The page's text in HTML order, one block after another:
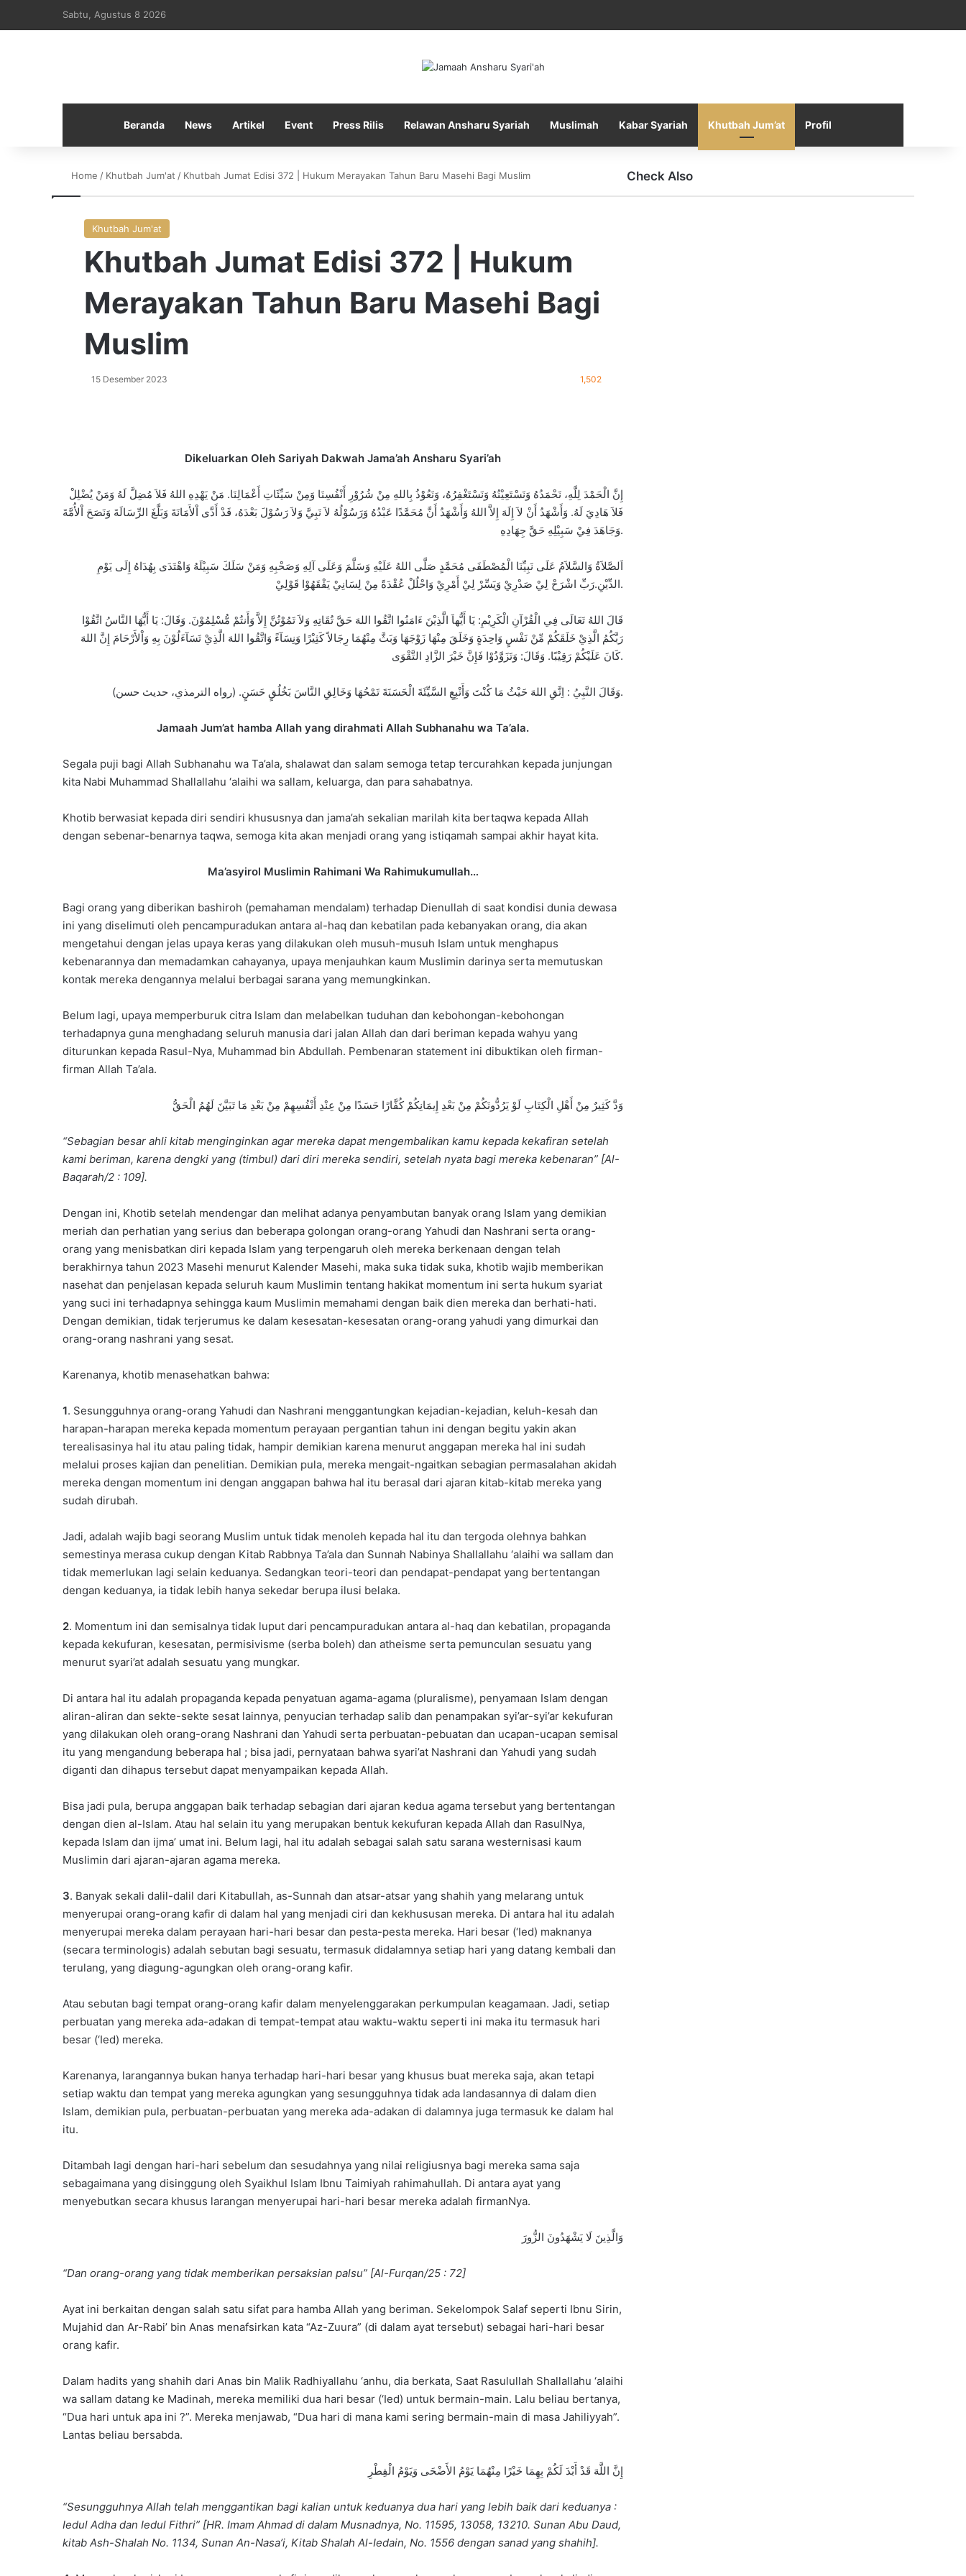
Sabtu, Agustus 8 2026
Beranda News Artikel Event Press Rilis Relawan Ansharu Syariah Muslimah Kabar Syariah Khutbah Jum’at Profil
Home / Khutbah Jum'at / Khutbah Jumat Edisi 372 | Hukum Merayakan Tahun Baru Masehi Bagi Muslim
Khutbah Jum'at
Khutbah Jumat Edisi 372 | Hukum
Merayakan Tahun Baru Masehi Bagi
Muslim
15 Desember 2023 1,502
Dikeluarkan Oleh Sariyah Dakwah Jama’ah Ansharu Syari’ah
إِنَّ الْحَمْدَ لِلَّهِ، نَحْمَدُهُ وَنَسْتَعِيْنُهُ وَنَسْتَغْفِرُهُ، وَنَعُوْذُ بِاللهِ مِنْ شُرُوْرِ أَنْفُسِنَا وَمِنْ سَيِّئَاتِ أَعْمَالِنَا. مَنْ يَهْدِهِ اللهُ فَلاَ مُضِلَّ لَهُ وَمَنْ يُضْلِلْ
فَلاَ هَادِيَ لَهُ. وَأَشْهَدُ أَنْ لاَ إِلَهَ إِلاَّ اللهُ وَأَشْهَدُ أَنَّ مُحَمَّدًا عَبْدُهُ وَرَسُوْلُهُ لاَ نَبِيَّ وَلاَ رَسُوْلَ بَعْدَهُ، قَدْ أَدَّى اْلأَمَانَةَ وَبَلَّغَ الرِّسَالَةَ وَنَصَحَ اْلأُمَّةَ
وَجَاهَدَ فِيْ سَبِيْلِهِ حَقَّ جِهَادِهِ.
اَلصَّلاَةُ وَالسَّلاَمُ عَلَى نَبِيِّنَا الْمُصْطَفَى مُحَمَّدٍ صَلَّى اللهُ عَلَيْهِ وَسَلَّمَ وَعَلَى آلِهِ وَصَحْبِهِ وَمَنْ سَلَكَ سَبِيْلَهُ وَاهْتَدَى بِهُدَاهُ إِلَى يَوْمِ
الدِّيْنِ.رَبِّ اشْرَحْ لِيْ صَدْرِيْ وَيَسِّرْ لِيْ أَمْرِيْ وَاحْلُلْ عُقْدَةً مِنْ لِسَانِيْ يَفْقَهُوْا قَوْلِيْ.
قَالَ اللهُ تَعَالَى فِي الْقُرْآنِ الْكَرِيْمِ: يَا أَيُّهاَ الَّذِيْنَ ءَامَنُوا اتَّقُوا اللهَ حَقَّ تُقَاتِهِ وَلاَ تَمُوْتُنَّ إِلاَّ وَأَنتُمْ مُّسْلِمُوْنَ. وَقَالَ: يَا أَيُّهَا النَّاسُ اتَّقُوْا
رَبَّكُمُ الَّذِيْ خَلَقَكُمْ مِّنْ نَفْسٍ وَاحِدَةٍ وَخَلَقَ مِنْهَا زَوْجَهَا وَبَثَّ مِنْهُمَا رِجَالاً كَثِيْرًا وَنِسَآءً وَاتَّقُوا اللهَ الَّذِيْ تَسَآءَلُوْنَ بِهِ وَاْلأَرْحَامَ إِنَّ اللهَ
كَانَ عَلَيْكُمْ رَقِيْبًا. وَقَالَ: وَتَزَوَّدُوْا فَإِنَّ خَيْرَ الزَّادِ التَّقْوَى.
وَقَالَ النَّبِيُ : اِتَّقِ اللهَ حَيْثُ مَا كُنْتَ وَأَتْبِعِ السَّيِّئَةَ الْحَسَنَةَ تَمْحُهَا وَخَالِقِ النَّاسَ بَخُلُقٍ حَسَنٍ. (رواه الترمذي، حديث حسن).
Jamaah Jum’at hamba Allah yang dirahmati Allah Subhanahu wa Ta’ala.
Segala puji bagi Allah Subhanahu wa Ta’ala, shalawat dan salam semoga tetap tercurahkan kepada junjungan
kita Nabi Muhammad Shallallahu ‘alaihi wa sallam, keluarga, dan para sahabatnya.
Khotib berwasiat kepada diri sendiri khususnya dan jama’ah sekalian marilah kita bertaqwa kepada Allah
dengan sebenar-benarnya taqwa, semoga kita akan menjadi orang yang istiqamah sampai akhir hayat kita.
Ma’asyirol Muslimin Rahimani Wa Rahimukumullah…
Bagi orang yang diberikan bashiroh (pemahaman mendalam) terhadap Dienullah di saat kondisi dunia dewasa
ini yang diselimuti oleh pencampuradukan antara al-haq dan kebatilan pada kebanyakan orang, dia akan
mengetahui dengan jelas upaya keras yang dilakukan oleh musuh-musuh Islam untuk menghapus
kebenarannya dan memadamkan cahayanya, upaya menjauhkan kaum Muslimin darinya serta memutuskan
kontak mereka dengannya melalui berbagai sarana yang memungkinkan.
Belum lagi, upaya memperburuk citra Islam dan melabelkan tuduhan dan kebohongan-kebohongan
terhadapnya guna menghadang seluruh manusia dari jalan Allah dan dari beriman kepada wahyu yang
diturunkan kepada Rasul-Nya, Muhammad bin Abdullah. Pembenaran statement ini dibuktikan oleh firman-
firman Allah Ta’ala.
وَدَّ كَثِيرٌ مِنْ أَهْلِ الْكِتَابِ لَوْ يَرُدُّونَكُمْ مِنْ بَعْدِ إِيمَانِكُمْ كُفَّارًا حَسَدًا مِنْ عِنْدِ أَنْفُسِهِمْ مِنْ بَعْدِ مَا تَبَيَّنَ لَهُمُ الْحَقُّ
“Sebagian besar ahli kitab menginginkan agar mereka dapat mengembalikan kamu kepada kekafiran setelah
kami beriman, karena dengki yang (timbul) dari diri mereka sendiri, setelah nyata bagi mereka kebenaran” [Al-
Baqarah/2 : 109].
Dengan ini, Khotib setelah mendengar dan melihat adanya penyambutan banyak orang Islam yang demikian
meriah dan perhatian yang serius dan beberapa golongan orang-orang Yahudi dan Nashrani serta orang-
orang yang menisbatkan diri kepada Islam yang terpengaruh oleh mereka berkenaan dengan telah
berakhirnya tahun 2023 Masehi menurut Kalender Masehi, maka suka tidak suka, khotib wajib memberikan
nasehat dan penjelasan kepada seluruh kaum Muslimin tentang hakikat momentum ini serta hukum syariat
yang suci ini terhadapnya sehingga kaum Muslimin memahami dengan baik dien mereka dan berhati-hati.
Dengan demikian, tidak terjerumus ke dalam kesesatan-kesesatan orang-orang yahudi yang dimurkai dan
orang-orang nashrani yang sesat.
Karenanya, khotib menasehatkan bahwa:
1. Sesungguhnya orang-orang Yahudi dan Nashrani menggantungkan kejadian-kejadian, keluh-kesah dan
harapan-harapan mereka kepada momentum perayaan pergantian tahun ini dengan begitu yakin akan
terealisasinya hal itu atau paling tidak, hampir demikian karena menurut anggapan mereka hal ini sudah
melalui proses kajian dan penelitian. Demikian pula, mereka mengait-ngaitkan sebagian permasalahan akidah
mereka dengan momentum ini dengan anggapan bahwa hal itu berasal dari ajaran kitab-kitab mereka yang
sudah dirubah.
Jadi, adalah wajib bagi seorang Muslim untuk tidak menoleh kepada hal itu dan tergoda olehnya bahkan
semestinya merasa cukup dengan Kitab Rabbnya Ta’ala dan Sunnah Nabinya Shallallahu ‘alaihi wa sallam dan
tidak memerlukan lagi selain keduanya. Sedangkan teori-teori dan pendapat-pendapat yang bertentangan
dengan keduanya, ia tidak lebih hanya sekedar berupa ilusi belaka.
2. Momentum ini dan semisalnya tidak luput dari pencampuradukan antara al-haq dan kebatilan, propaganda
kepada kekufuran, kesesatan, permisivisme (serba boleh) dan atheisme serta pemunculan sesuatu yang
menurut syari’at adalah sesuatu yang mungkar.
Di antara hal itu adalah propaganda kepada penyatuan agama-agama (pluralisme), penyamaan Islam dengan
aliran-aliran dan sekte-sekte sesat lainnya, penyucian terhadap salib dan penampakan syi’ar-syi’ar kekufuran
yang dilakukan oleh orang-orang Nashrani dan Yahudi serta perbuatan-pebuatan dan ucapan-ucapan semisal
itu yang mengandung beberapa hal ; bisa jadi, pernyataan bahwa syari’at Nashrani dan Yahudi yang sudah
diganti dan dihapus tersebut dapat menyampaikan kepada Allah.
Bisa jadi pula, berupa anggapan baik terhadap sebagian dari ajaran kedua agama tersebut yang bertentangan
dengan dien al-Islam. Atau hal selain itu yang merupakan bentuk kekufuran kepada Allah dan RasulNya,
kepada Islam dan ijma’ umat ini. Belum lagi, hal itu adalah sebagai salah satu sarana westernisasi kaum
Muslimin dari ajaran-ajaran agama mereka.
3. Banyak sekali dalil-dalil dari Kitabullah, as-Sunnah dan atsar-atsar yang shahih yang melarang untuk
menyerupai orang-orang kafir di dalam hal yang menjadi ciri dan kekhususan mereka. Di antara hal itu adalah
menyerupai mereka dalam perayaan hari-hari besar dan pesta-pesta mereka. Hari besar (‘Ied) maknanya
(secara terminologis) adalah sebutan bagi sesuatu, termasuk didalamnya setiap hari yang datang kembali dan
terulang, yang diagung-agungkan oleh orang-orang kafir.
Atau sebutan bagi tempat orang-orang kafir dalam menyelenggarakan perkumpulan keagamaan. Jadi, setiap
perbuatan yang mereka ada-adakan di tempat-tempat atau waktu-waktu seperti ini maka itu termasuk hari
besar (‘Ied) mereka.
Karenanya, larangannya bukan hanya terhadap hari-hari besar yang khusus buat mereka saja, akan tetapi
setiap waktu dan tempat yang mereka agungkan yang sesungguhnya tidak ada landasannya di dalam dien
Islam, demikian pula, perbuatan-perbuatan yang mereka ada-adakan di dalamnya juga termasuk ke dalam hal
itu.
Ditambah lagi dengan hari-hari sebelum dan sesudahnya yang nilai religiusnya bagi mereka sama saja
sebagaimana yang disinggung oleh Syaikhul Islam Ibnu Taimiyah rahimahullah. Di antara ayat yang
menyebutkan secara khusus larangan menyerupai hari-hari besar mereka adalah firmanNya.
وَالَّذِينَ لَا يَشْهَدُونَ الزُّورَ
“Dan orang-orang yang tidak memberikan persaksian palsu” [Al-Furqan/25 : 72]
Ayat ini berkaitan dengan salah satu sifat para hamba Allah yang beriman. Sekelompok Salaf seperti Ibnu Sirin,
Mujahid dan Ar-Rabi’ bin Anas menafsirkan kata “Az-Zuura” (di dalam ayat tersebut) sebagai hari-hari besar
orang kafir.
Dalam hadits yang shahih dari Anas bin Malik Radhiyallahu ‘anhu, dia berkata, Saat Rasulullah Shallallahu ‘alaihi
wa sallam datang ke Madinah, mereka memiliki dua hari besar (‘Ied) untuk bermain-main. Lalu beliau bertanya,
“Dua hari untuk apa ini ?”. Mereka menjawab, “Dua hari di mana kami sering bermain-main di masa Jahiliyyah”.
Lantas beliau bersabda.
إِنَّ اللَّهَ قَدْ أَبْدَ لَكُمْ بِهِمَا خَيْرًا مِنْهُمَا يَوْمُ الأَضْحَى وَيَوْمُ الْفِطْرِ
“Sesungguhnya Allah telah menggantikan bagi kalian untuk keduanya dua hari yang lebih baik dari keduanya :
Iedul Adha dan Iedul Fithri” [HR. Imam Ahmad di dalam Musnadnya, No. 11595, 13058, 13210. Sunan Abu Daud,
kitab Ash-Shalah No. 1134, Sunan An-Nasa’i, Kitab Shalah Al-Iedain, No. 1556 dengan sanad yang shahih].
Check Also